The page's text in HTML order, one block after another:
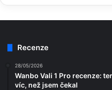
Recenze
28/05/2026
Wanbo Vali 1 Pro recenze:
víc, než jsem čekal